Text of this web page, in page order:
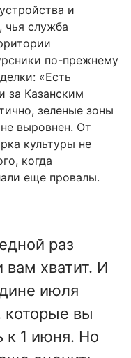
и
чья служба
по-прежнему
«Есть
за Казанским
зеленые зоны
выровнен. От
культуры не
когда
еще провалы.
раз
вам хватит. И
июля
которые вы
к 1 июня. Но